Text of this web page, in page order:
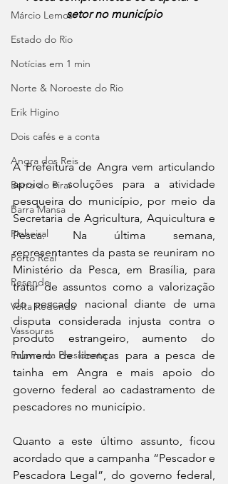
Márcio Lemos
Estado do Rio
Notícias em 1 min
Norte & Noroeste do Rio
Erik Higino
Dois cafés e a conta
Angra dos Reis
Barra do Piraí
Barra Mansa
Pinheiral
Porto Real
Resende
Volta Redonda
Vassouras
Palavra da Presidenta
setor no município
A Prefeitura de Angra vem articulando
apoio e soluções para a atividade
pesqueira do município, por meio da
Secretaria de Agricultura, Aquicultura e
Pesca. Na última semana,
representantes da pasta se reuniram no
Ministério da Pesca, em Brasília, para
tratar de assuntos como a valorização
do pescado nacional diante de uma
disputa considerada injusta contra o
produto estrangeiro, aumento do
número de licenças para a pesca de
tainha em Angra e mais apoio do
governo federal ao cadastramento de
pescadores no município.
Quanto a este último assunto, ficou
acordado que a campanha “Pescador e
Pescadora Legal”, do governo federal,